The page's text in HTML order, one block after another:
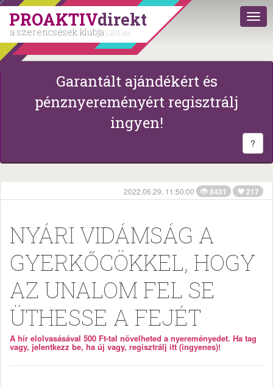
PROAKTIVdirekt
a szerencsések klubja | 2011 óta
Garantált ajándékért és
pénznyereményért regisztrálj
ingyen!
?
2022.06.29. 11:50:00 8431 217
NYÁRI VIDÁMSÁG A
GYERKŐCÖKKEL, HOGY
AZ UNALOM FEL SE
ÜTHESSE A FEJÉT
A hír elolvasásával 500 Ft-tal növelheted a nyereményedet. Ha tag
vagy, jelentkezz be, ha új vagy, regisztrálj itt (ingyenes)!